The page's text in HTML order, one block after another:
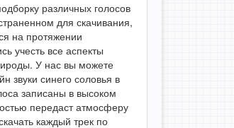
различных голосов
для скачивания,
на протяжении
учесть все аспекты
У нас вы можете
звуки синего соловья в
записаны в высоком
передаст атмосферу
каждый трек по